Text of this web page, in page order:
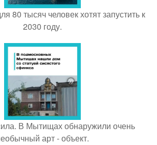
80 тысяч человек хотят запустить к
2030 году.
В Мытищах обнаружили очень
арт - объект.